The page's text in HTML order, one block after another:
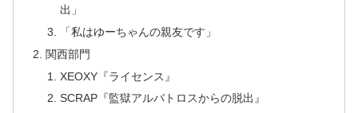
出」
「私はゆーちゃんの親友です」
関西部門
XEOXY『ライセンス』
SCRAP『監獄アルバトロスからの脱出』